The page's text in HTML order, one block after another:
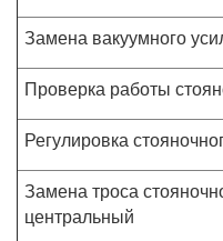
Замена вакуумного
Проверка работы
Регулировка
Замена троса
центральный